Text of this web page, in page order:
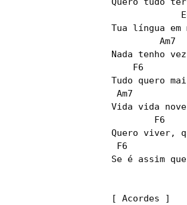
Tua língua em
Am7
Nada tenho
F6
Tudo quero
Am7
Vida vida
F6
Quero viver,
F6
Se é assim
[ Acordes ]